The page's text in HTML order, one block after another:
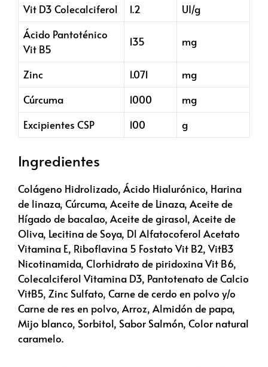
Vit D3 Colecalciferol 1.2
UI/g
Ácido Pantoténico
Vit B5
135 mg
Zinc 1.071
mg
Cúrcuma
1000
mg
Excipientes CSP
100 g
Ingredientes
Colágeno Hidrolizado, Ácido Hialurónico, Harina
de linaza, Cúrcuma, Aceite de Linaza, Aceite de
Hígado de bacalao, Aceite de girasol, Aceite de
Oliva, Lecitina de Soya, Dl Alfatocoferol Acetato
Vitamina E, Riboflavina 5 Fostato Vit B2, VitB3
Nicotinamida, Clorhidrato de piridoxina Vit B6,
Colecalciferol Vitamina D3, Pantotenato de Calcio
VitB5, Zinc Sulfato, Carne de cerdo en polvo y/o
Carne de res en polvo, Arroz, Almidón de papa,
Mijo blanco, Sorbitol, Sabor Salmón, Color natural
caramelo.